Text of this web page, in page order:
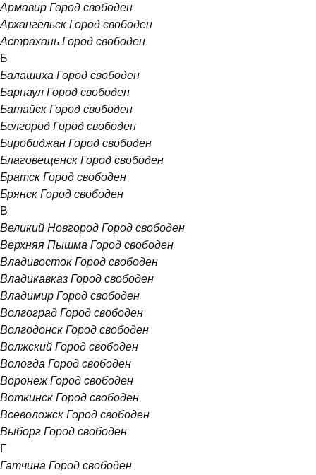
Армавир Город свободен
Архангельск Город свободен
Астрахань Город свободен
Б
Балашиха Город свободен
Барнаул Город свободен
Батайск Город свободен
Белгород Город свободен
Биробиджан Город свободен
Благовещенск Город свободен
Братск Город свободен
Брянск Город свободен
В
Великий Новгород Город свободен
Верхняя Пышма Город свободен
Владивосток Город свободен
Владикавказ Город свободен
Владимир Город свободен
Волгоград Город свободен
Волгодонск Город свободен
Волжский Город свободен
Вологда Город свободен
Воронеж Город свободен
Воткинск Город свободен
Всеволожск Город свободен
Выборг Город свободен
Г
Гатчина Город свободен